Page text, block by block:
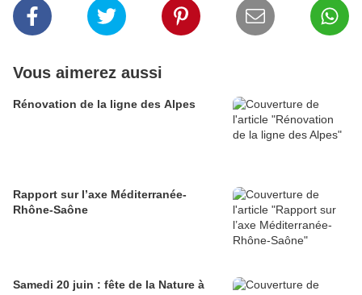
Vous aimerez aussi
Rénovation de la ligne des Alpes
Rapport sur l’axe Méditerranée-
Rhône-Saône
Samedi 20 juin : fête de la Nature à